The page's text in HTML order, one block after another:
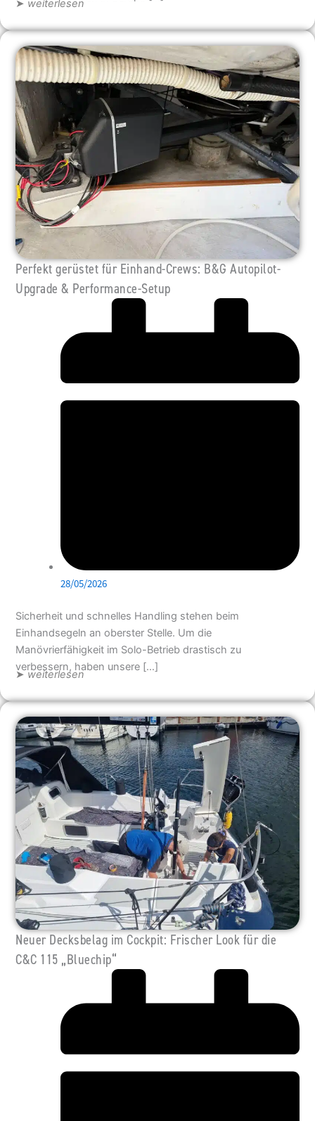
➤weiterlesen
Perfekt gerüstet für Einhand-Crews: B&G Autopilot-
Upgrade & Performance-Setup
28/05/2026
Sicherheit und schnelles Handling stehen beim
Einhandsegeln an oberster Stelle. Um die
Manövrierfähigkeit im Solo-Betrieb drastisch zu
verbessern, haben unsere […]
➤ weiterlesen
Neuer Decksbelag im Cockpit: Frischer Look für die
C&C 115 „Bluechip“